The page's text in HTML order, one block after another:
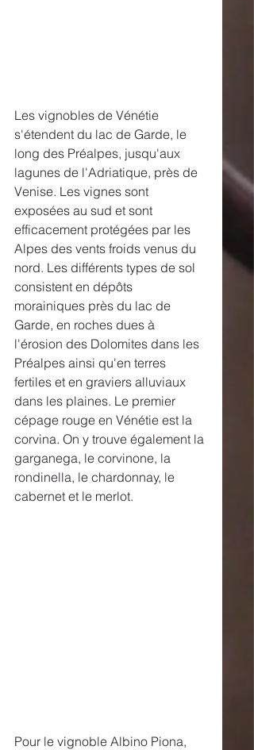
Les vignobles de Vénétie
s'étendent du lac de Garde, le
long des Préalpes, jusqu'aux
lagunes de l'Adriatique, près de
Venise. Les vignes sont
exposées au sud et sont
efficacement protégées par les
Alpes des vents froids venus du
nord. Les différents types de sol
consistent en dépôts
morainiques près du lac de
Garde, en roches dues à
l'érosion des Dolomites dans les
Préalpes ainsi qu'en terres
fertiles et en graviers alluviaux
dans les plaines. Le premier
cépage rouge en Vénétie est la
corvina. On y trouve également la
garganega, le corvinone, la
rondinella, le chardonnay, le
cabernet et le merlot.
Pour le vignoble Albino Piona,